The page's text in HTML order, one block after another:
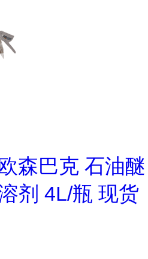
森巴克 石油醚
剂 4L/瓶 现货